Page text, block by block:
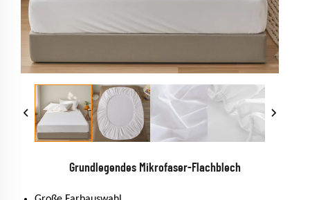
Grundlegendes Mikrofaser-Flachblech